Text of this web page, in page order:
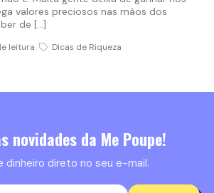
valores preciosos nas mãos dos
de […]
leitura Dicas de Riqueza
novidades da Me Poupe!
dinheiro direto no seu e-mail.